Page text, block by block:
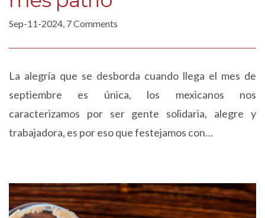
Sep-11-2024, 7 Comments
La alegría que se desborda cuando llega el mes de
septiembre es única, los mexicanos nos
caracterizamos por ser gente solidaria, alegre y
trabajadora, es por eso que festejamos con…